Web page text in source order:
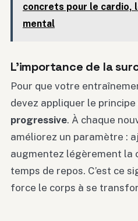
concrets pour le cardio,
mental
L’importance de la
Pour que votre
devez appliquer le principe
progressive. À chaque
améliorez un paramètre :
augmentez légèrement la
temps de repos. C’est ce
force le corps à se